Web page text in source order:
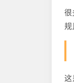
很
规
这